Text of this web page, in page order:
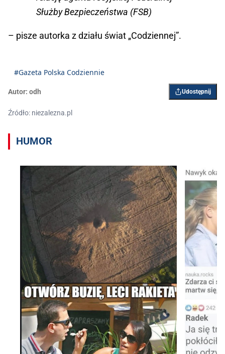
Służby Bezpieczeństwa (FSB)
– pisze autorka z działu świat „Codziennej”.
#Gazeta Polska Codziennie
Autor: odh Udostępnij
Źródło: niezalezna.pl
HUMOR